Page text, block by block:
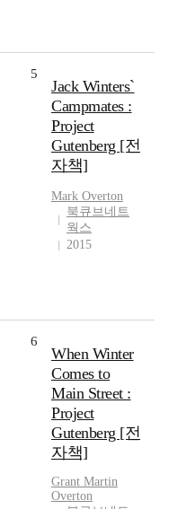
5
Jack Winters`
Campmates :
Project
Gutenberg [전
자책]
Mark Overton
북큐브네트
웍스
2015
6
When Winter
Comes to
Main Street :
Project
Gutenberg [전
자책]
Grant Martin
Overton